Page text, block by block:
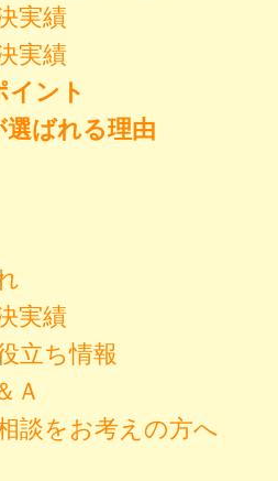
実績
実績
イント
選ばれる理由
実績
立ち情報
Ａ
談をお考えの方へ